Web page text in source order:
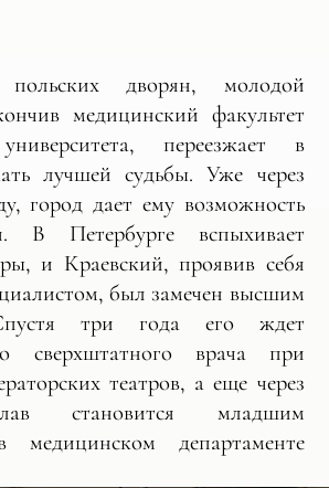
дворян, молодой
медицинский факультет
переезжает в
лучшей судьбы. Уже через
город дает ему возможность
В Петербурге вспыхивает
и Краевский, проявив себя
был замечен высшим
три года его ждет
сверхштатного врача при
театров, а еще через
становится младшим
медицинском департаменте